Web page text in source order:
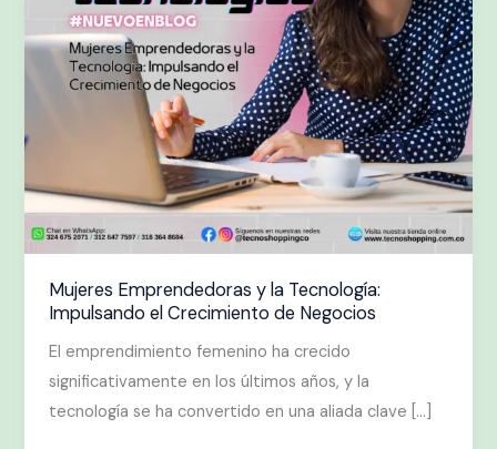
Mujeres Emprendedoras y la Tecnología:
Impulsando el Crecimiento de Negocios
El emprendimiento femenino ha crecido
significativamente en los últimos años, y la
tecnología se ha convertido en una aliada clave […]
Crecimiento
de
Negocios